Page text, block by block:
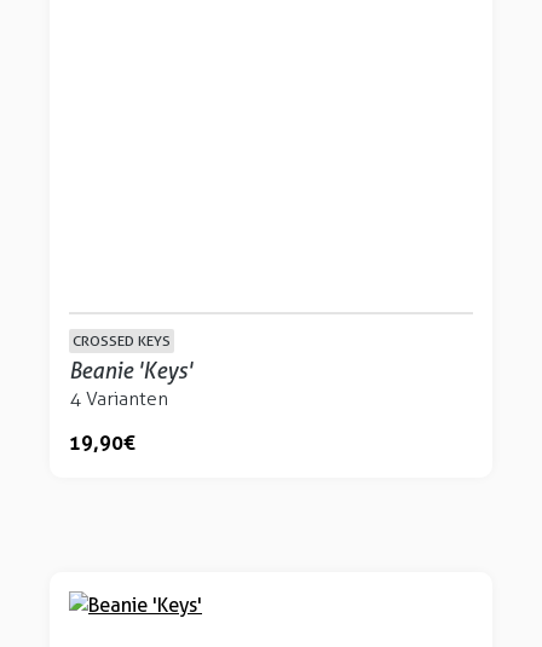
CROSSED KEYS
Beanie 'Keys'
4 Varianten
19,90 €